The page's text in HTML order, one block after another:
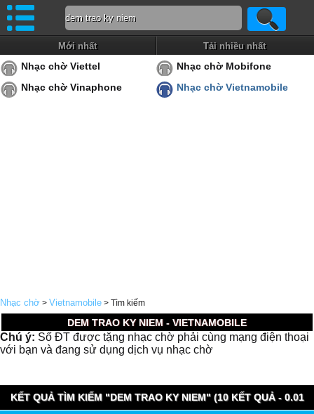
Mới nhất Tải nhiều nhất
Nhạc chờ Viettel
Nhạc chờ Mobifone
Nhạc chờ Vinaphone
Nhạc chờ Vietnamobile
Nhạc chờ > Vietnamobile > Tìm kiếm
DEM TRAO KY NIEM - VIETNAMOBILE
Chú ý: Số ĐT được tặng nhạc chờ phải cùng mạng điện thoại
với bạn và đang sử dụng dịch vụ nhạc chờ
KẾT QUẢ TÌM KIẾM "DEM TRAO KY NIEM" (10 KẾT QUẢ - 0.01